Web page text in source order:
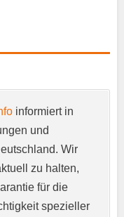
informiert in
und
Wir
zu halten,
für die
spezieller